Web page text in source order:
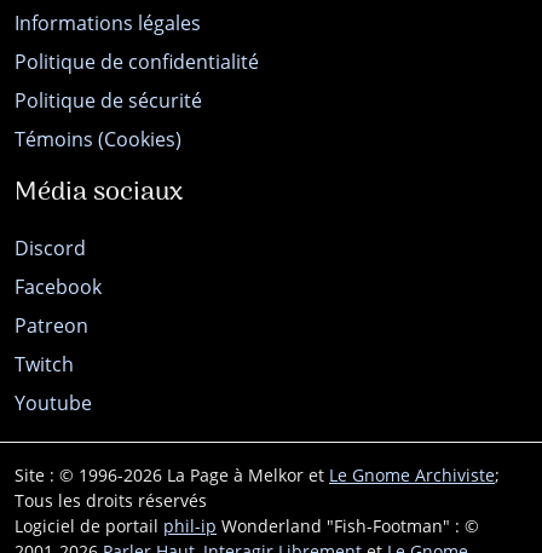
Informations légales
Politique de confidentialité
Politique de sécurité
Témoins (Cookies)
Média sociaux
Discord
Facebook
Patreon
Twitch
Youtube
Site : © 1996-2026 La Page à Melkor et Le Gnome Archiviste;
Tous les droits réservés
Logiciel de portail phil-ip Wonderland "Fish-Footman" : ©